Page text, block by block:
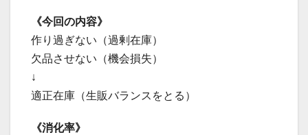
《今回の内容》
作り過ぎない（過剰在庫）
欠品させない（機会損失）
↓
適正在庫（生販バランスをとる）
《消化率》